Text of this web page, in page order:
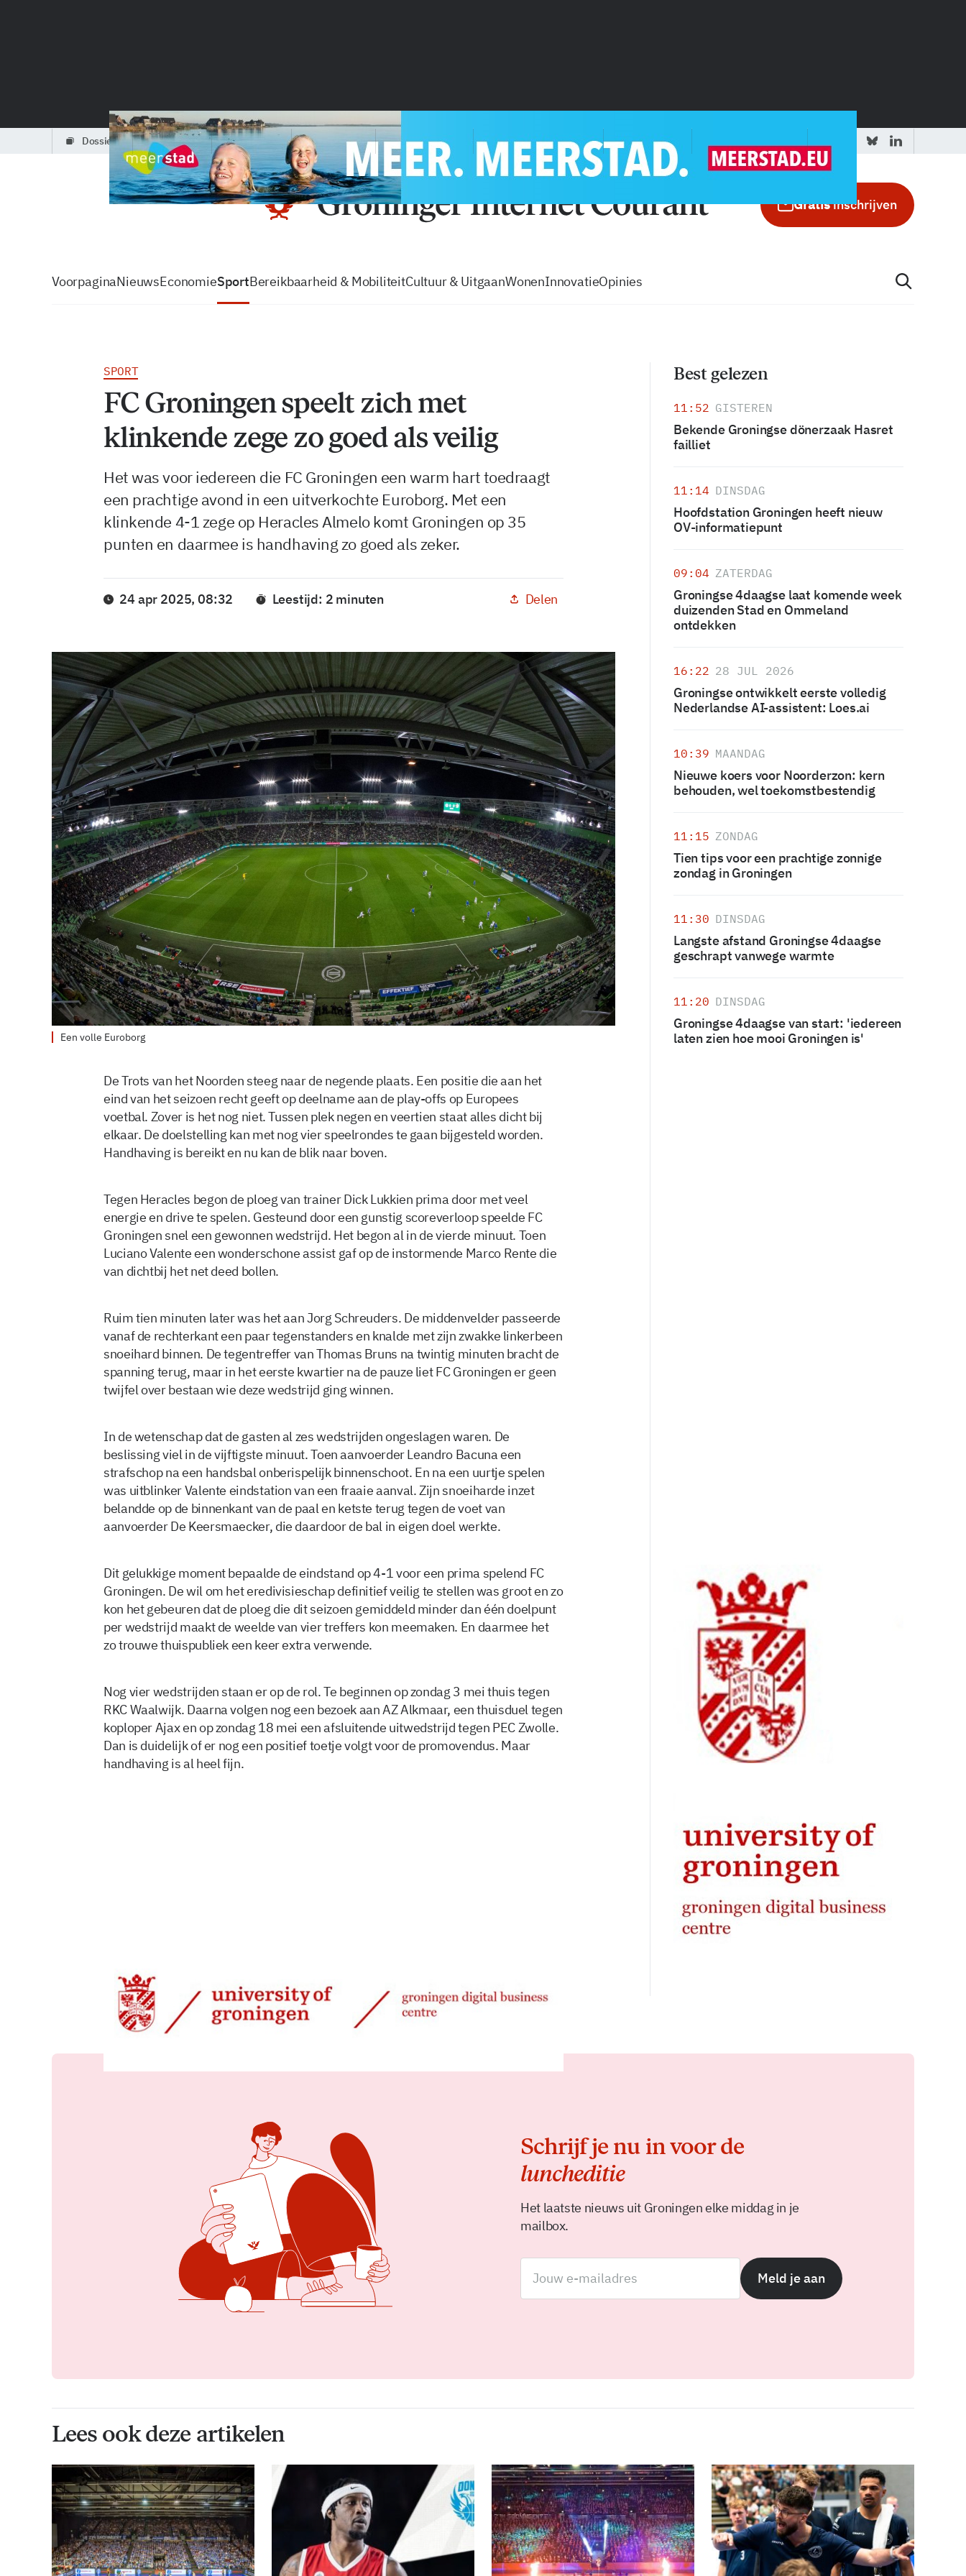
dossiers partners podcasts vacatures zo volg je de GIC Tip de redactie
Gratisinschrijven
VoorpaginaNieuwsEconomieSportBereikbaarheid & MobiliteitCultuur & UitgaanWonenInnovatieOpinies
SPORT
FC Groningen speelt zich met
klinkende zege zo goed als veilig
Het was voor iedereen die FC Groningen een warm hart toedraagt
een prachtige avond in een uitverkochte Euroborg. Met een
klinkende 4-1 zege op Heracles Almelo komt Groningen op 35
punten en daarmee is handhaving zo goed als zeker.
24 apr 2025, 08:32 Leestijd: 2 minuten Delen
Een volle Euroborg
De Trots van het Noorden steeg naar de negende plaats. Een positie die aan het
eind van het seizoen recht geeft op deelname aan de play-offs op Europees
voetbal. Zover is het nog niet. Tussen plek negen en veertien staat alles dicht bij
elkaar. De doelstelling kan met nog vier speelrondes te gaan bijgesteld worden.
Handhaving is bereikt en nu kan de blik naar boven.
Tegen Heracles begon de ploeg van trainer Dick Lukkien prima door met veel
energie en drive te spelen. Gesteund door een gunstig scoreverloop speelde FC
Groningen snel een gewonnen wedstrijd. Het begon al in de vierde minuut. Toen
Luciano Valente een wonderschone assist gaf op de instormende Marco Rente die
van dichtbij het net deed bollen.
Ruim tien minuten later was het aan Jorg Schreuders. De middenvelder passeerde
vanaf de rechterkant een paar tegenstanders en knalde met zijn zwakke linkerbeen
snoeihard binnen. De tegentreffer van Thomas Bruns na twintig minuten bracht de
spanning terug, maar in het eerste kwartier na de pauze liet FC Groningen er geen
twijfel over bestaan wie deze wedstrijd ging winnen.
In de wetenschap dat de gasten al zes wedstrijden ongeslagen waren. De
beslissing viel in de vijftigste minuut. Toen aanvoerder Leandro Bacuna een
strafschop na een handsbal onberispelijk binnenschoot. En na een uurtje spelen
was uitblinker Valente eindstation van een fraaie aanval. Zijn snoeiharde inzet
belandde op de binnenkant van de paal en ketste terug tegen de voet van
aanvoerder De Keersmaecker, die daardoor de bal in eigen doel werkte.
Dit gelukkige moment bepaalde de eindstand op 4-1 voor een prima spelend FC
Groningen. De wil om het eredivisieschap definitief veilig te stellen was groot en zo
kon het gebeuren dat de ploeg die dit seizoen gemiddeld minder dan één doelpunt
per wedstrijd maakt de weelde van vier treffers kon meemaken. En daarmee het
zo trouwe thuispubliek een keer extra verwende.
Nog vier wedstrijden staan er op de rol. Te beginnen op zondag 3 mei thuis tegen
RKC Waalwijk. Daarna volgen nog een bezoek aan AZ Alkmaar, een thuisduel tegen
koploper Ajax en op zondag 18 mei een afsluitende uitwedstrijd tegen PEC Zwolle.
Dan is duidelijk of er nog een positief toetje volgt voor de promovendus. Maar
handhaving is al heel fijn.
24 apr 2025, 08:32
Best gelezen
11:52 GISTEREN
Bekende Groningse dönerzaak Hasret
failliet
11:14 DINSDAG
Hoofdstation Groningen heeft nieuw
OV-informatiepunt
09:04 ZATERDAG
Groningse 4daagse laat komende week
duizenden Stad en Ommeland
ontdekken
16:22 28 JUL 2026
Groningse ontwikkelt eerste volledig
Nederlandse AI-assistent: Loes.ai
10:39 MAANDAG
Nieuwe koers voor Noorderzon: kern
behouden, wel toekomstbestendig
11:15 ZONDAG
Tien tips voor een prachtige zonnige
zondag in Groningen
11:30 DINSDAG
Langste afstand Groningse 4daagse
geschrapt vanwege warmte
11:20 DINSDAG
Groningse 4daagse van start: 'iedereen
laten zien hoe mooi Groningen is'
Schrijf je nu in voor de
luncheditie
Het laatste nieuws uit Groningen elke middag in je
mailbox.
Meld je aan
Lees ook deze artikelen